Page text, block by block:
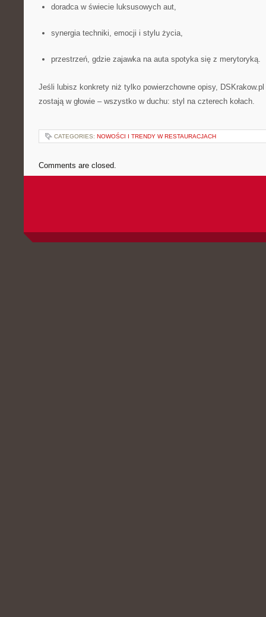
doradca w świecie luksusowych aut,
synergia techniki, emocji i stylu życia,
przestrzeń, gdzie zajawka na auta spotyka się z merytoryką.
Jeśli lubisz konkrety niż tylko powierzchowne opisy,
zostają w głowie – wszystko w duchu: styl na czterech kołach.
CATEGORIES: NOWOŚCI I TRENDY W RESTAURACJACH
Comments are closed.